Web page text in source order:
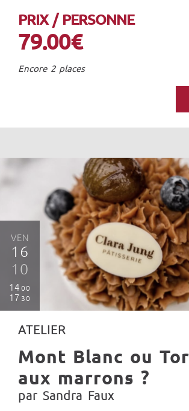
PRIX / PERSONNE
79.00€
Encore 2 places
VEN
16
10
14 00
17 30
ATELIER
Mont Blanc ou
aux marrons ?
par Sandra Faux